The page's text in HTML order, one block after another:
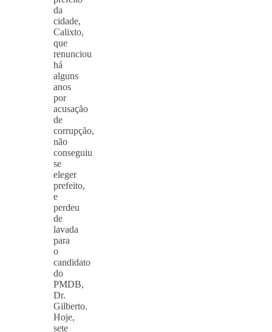
da
cidade,
Calixto,
que
renunciou
há
alguns
anos
por
acusação
de
corrupção,
não
conseguiu
se
eleger
prefeito,
e
perdeu
de
lavada
para
o
candidato
do
PMDB,
Dr.
Gilberto.
Hoje,
sete